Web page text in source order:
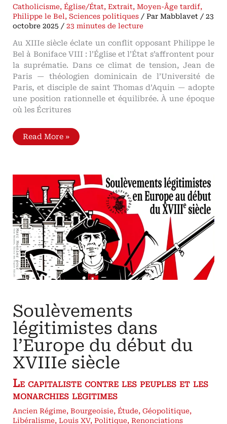
Catholicisme,Église/État,Extrait,Moyen-Âge tardif,
Philippe le Bel,Sciences politiques / ParMabblavet /23
octobre 2025 /23 minutes de lecture
Au XIIIe siècle éclate un conflit opposant Philippe le
Bel à Boniface VIII : l’Église et l’État s’affrontent pour
la suprématie. Dans ce climat de tension, Jean de
Paris — théologien dominicain de l’Université de
Paris, et disciple de saint Thomas d’Aquin — adopte
une position rationnelle et équilibrée. À une époque
où les Écritures
La
querelle
selon
de
Paris
Dom
Jean
Leclercq,
Jean
de
Paris
et
l’ecclésiologie
du
XIIIe
siècle
Read More »
Soulèvements
légitimistes dans
l’Europe du début du
XVIIIe siècle
Le capitaliste contre les peuples et les
monarchies légitimes
Ancien Régime,Bourgeoisie,Étude,Géopolitique,
Libéralisme,Louis XV,Politique,Renonciations